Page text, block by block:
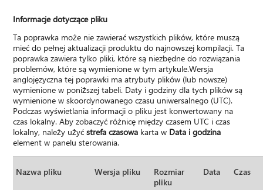
Informacje dotyczące pliku
Ta poprawka może nie zawierać wszystkich plików, które muszą
mieć do pełnej aktualizacji produktu do najnowszej kompilacji. Ta
poprawka zawiera tylko pliki, które są niezbędne do rozwiązania
problemów, które są wymienione w tym artykule.Wersja
anglojęzyczna tej poprawki ma atrybuty plików (lub nowsze)
wymienione w poniższej tabeli. Daty i godziny dla tych plików są
wymienione w skoordynowanego czasu uniwersalnego (UTC).
Podczas wyświetlania informacji o pliku jest konwertowany na
czas lokalny. Aby zobaczyć różnicę między czasem UTC i czas
lokalny, należy użyćstrefa czasowa karta w Data i godzina
element w panelu sterowania.
Nazwa pliku Wersja pliku
Rozmiar
pliku
Data Czas